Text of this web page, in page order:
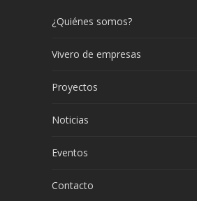
¿Quiénes somos?
Vivero de empresas
Proyectos
Noticias
Eventos
Contacto